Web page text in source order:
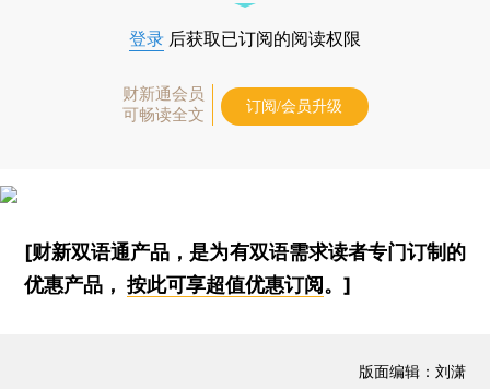
登录 后获取已订阅的阅读权限
财新通会员
可畅读全文
订阅/会员升级
[财新双语通产品，是为有双语需求读者专门订制的
优惠产品，按此可享超值优惠订阅 。]
版面编辑：刘潇